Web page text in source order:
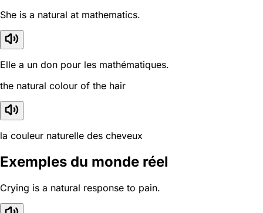
She is a natural at mathematics.
Elle a un don pour les mathématiques.
the natural colour of the hair
la couleur naturelle des cheveux
Exemples du monde réel
Crying is a natural response to pain.